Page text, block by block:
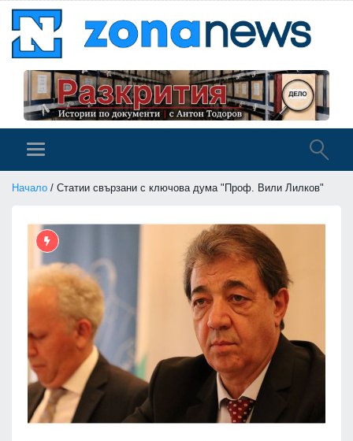
Начало / Статии свързани с ключова дума "Проф. Вили Лилков"